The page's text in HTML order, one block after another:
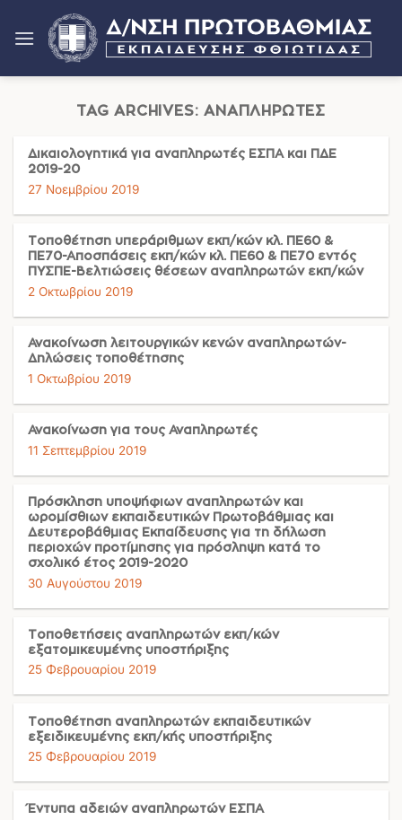
Μετάβαση
στο
περιεχόμενο
TAG ARCHIVES:ΑΝΑΠΛΗΡΩΤΈΣ
Δικαιολογητικά για αναπληρωτές ΕΣΠΑ και ΠΔΕ
2019-20
27 Νοεμβρίου 2019
Τοποθέτηση υπεράριθμων εκπ/κών κλ. ΠΕ60 &
ΠΕ70-Αποσπάσεις εκπ/κών κλ. ΠΕ60 & ΠΕ70 εντός
ΠΥΣΠΕ-Βελτιώσεις θέσεων αναπληρωτών εκπ/κών
2 Οκτωβρίου 2019
Ανακοίνωση λειτουργικών κενών αναπληρωτών-
Δηλώσεις τοποθέτησης
1 Οκτωβρίου 2019
Ανακοίνωση για τους Αναπληρωτές
11 Σεπτεμβρίου 2019
Πρόσκληση υποψήφιων αναπληρωτών και
ωρομίσθιων εκπαιδευτικών Πρωτοβάθμιας και
Δευτεροβάθμιας Εκπαίδευσης για τη δήλωση
περιοχών προτίμησης για πρόσληψη κατά το
σχολικό έτος 2019-2020
30 Αυγούστου 2019
Τοποθετήσεις αναπληρωτών εκπ/κών
εξατομικευμένης υποστήριξης
25 Φεβρουαρίου 2019
Τοποθέτηση αναπληρωτών εκπαιδευτικών
εξειδικευμένης εκπ/κής υποστήριξης
25 Φεβρουαρίου 2019
Έντυπα αδειών αναπληρωτών ΕΣΠΑ